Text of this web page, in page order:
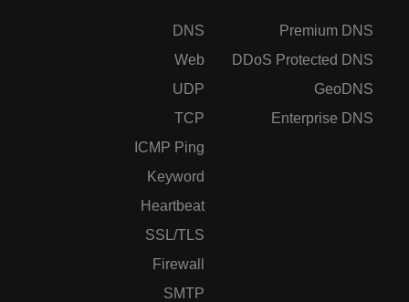
Premium DNS
DDoS Protected DNS
GeoDNS
Enterprise DNS
DNS
Web
UDP
TCP
ICMP Ping
Keyword
Heartbeat
SSL/TLS
Firewall
SMTP